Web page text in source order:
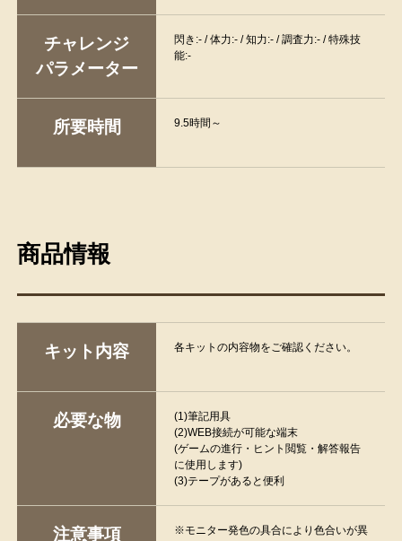
チャレンジ
パラメーター
閃き:- / 体力:- / 知力:- / 調査力:- / 特殊技
能:-
所要時間 9.5時間～
商品情報
キット内容 各キットの内容物をご確認ください。
必要な物
(1)筆記用具
(2)WEB接続が可能な端末
(ゲームの進行・ヒント閲覧・解答報告
に使用します)
(3)テープがあると便利
注意事項
※モニター発色の具合により色合いが異